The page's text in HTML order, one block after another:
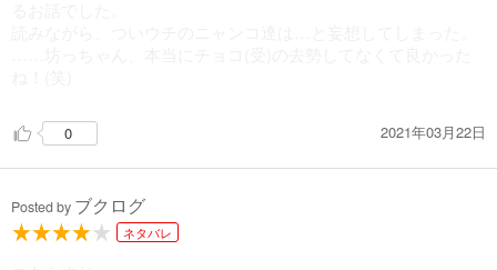
0 2021年03月22日
Posted by ブクログ
ネタバレ